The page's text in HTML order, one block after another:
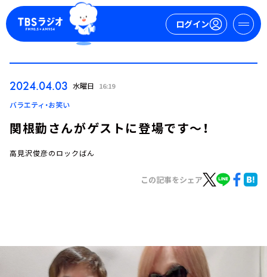
ログイン
ログイン
トピックス
TBS Podcast
お知らせ
2024.04.03 水曜日 16:19
バラエティ・お笑い
関根勤さんがゲストに登場です～！
高見沢俊彦のロックばん
この記事をシェア